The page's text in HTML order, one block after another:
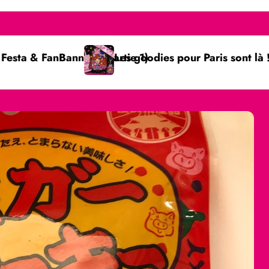
pour Paris sont là ! Guide pratique :